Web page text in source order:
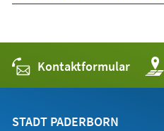
Kontaktformular
in
STADT PADERBORN